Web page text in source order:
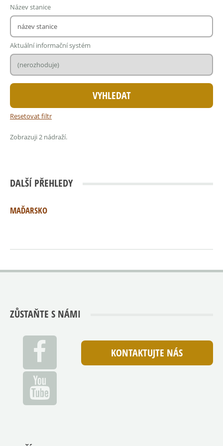
Název stanice
Aktuální informační systém
Resetovat filtr
Zobrazuji 2 nádraží.
DALŠÍ PŘEHLEDY
MAĎARSKO
ZŮSTAŇTE S NÁMI
KONTAKTUJTE NÁS